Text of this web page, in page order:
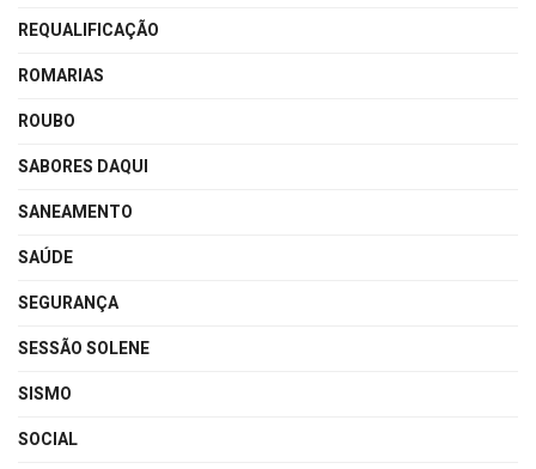
REQUALIFICAÇÃO
ROMARIAS
ROUBO
SABORES DAQUI
SANEAMENTO
SAÚDE
SEGURANÇA
SESSÃO SOLENE
SISMO
SOCIAL